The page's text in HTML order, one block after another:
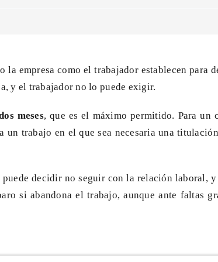
la empresa como el trabajador establecen
y el trabajador no lo puede exigir.
meses, que es el máximo permitido. Para un
un trabajo en el que sea necesaria una
decidir no seguir con la relación laboral,
si abandona el trabajo, aunque ante faltas